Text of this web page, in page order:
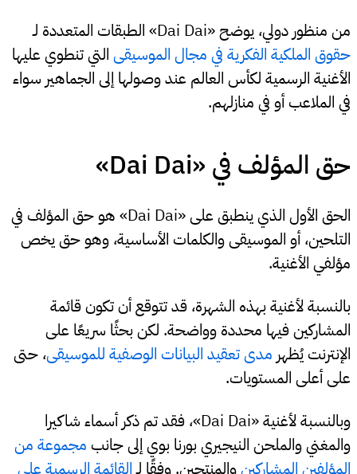
من منظور دولي، يوضح «Dai Dai» الطبقات المتعددة لـ
حقوق الملكية الفكرية في مجال الموسيقىالتي تنطوي عليها
الأغنية الرسمية لكأس العالم عند وصولها إلى الجماهير سواء
في الملاعب أو في منازلهم.
حق المؤلف في «Dai Dai»
الحق الأول الذي ينطبق على «Dai Dai» هو حق المؤلف في
التلحين، أو الموسيقى والكلمات الأساسية، وهو حق يخص
مؤلفي الأغنية.
بالنسبة لأغنية بهذه الشهرة، قد تتوقع أن تكون قائمة
المشاركين فيها محددة وواضحة. لكن بحثًا سريعًا على
الإنترنت يُظهر مدى تعقيد البيانات الوصفية للموسيقى، حتى
على أعلى المستويات.
وبالنسبة لأغنية «Dai Dai»، فقد تم ذكر أسماء شاكيرا
والمغني والملحن النيجيري بورنا بوي إلى جانب مجموعة من
المؤلفين المشاركينوالمنتجين. وفقًا لـالقائمة الرسمية على